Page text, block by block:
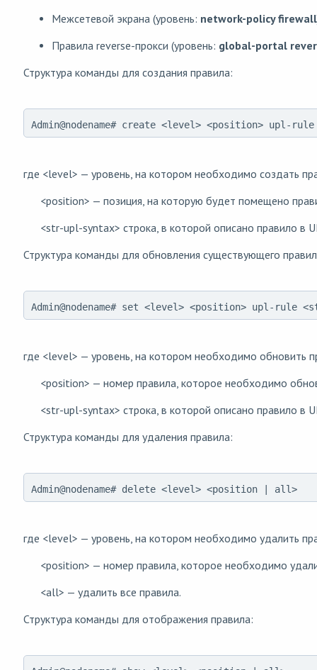
Межсетевой экрана (уровень: network-policy firewall
Правила reverse-прокси (уровень: global-portal
Структура команды для создания правила:
Admin@nodename# create <level> <position> upl-
где <level> — уровень, на котором необходимо создать
<position> — позиция, на которую будет помещено
<str-upl-syntax> строка, в которой описано правило в
Структура команды для обновления существующего
Admin@nodename# set <level> <position> upl-rule
где <level> — уровень, на котором необходимо обновить
<position> — номер правила, которое необходимо
<str-upl-syntax> строка, в которой описано правило в
Структура команды для удаления правила:
Admin@nodename# delete <level> <position | all>
где <level> — уровень, на котором необходимо удалить
<position> — номер правила, которое необходимо
<all> — удалить все правила.
Структура команды для отображения правила: